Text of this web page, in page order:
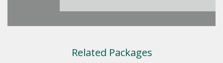
Related Packages